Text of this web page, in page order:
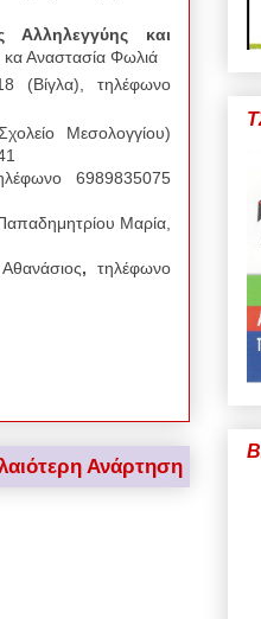
Αλληλεγγύης και
Αναστασία Φωλιά
(Βίγλα), τηλέφωνο
Μεσολογγίου)
6989835075
Μαρία,
,τηλέφωνο
Ανάρτηση